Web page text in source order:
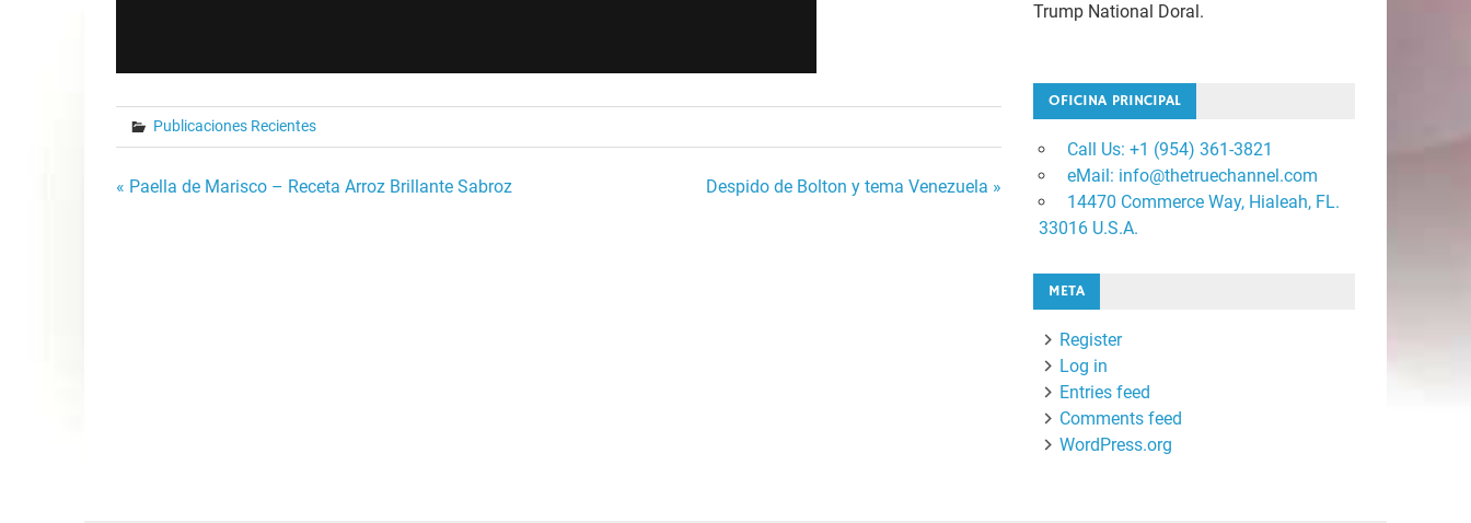
Publicaciones Recientes
Post
« Paella de Marisco – Receta Arroz Brillante Sabroz Despido de Bolton y tema Venezuela »
Trump National Doral.
OFICINA PRINCIPAL
Call Us: +1 ‪(954) 361-3821
eMail: info@thetruechannel.com
14470 Commerce Way, Hialeah, FL.
33016 U.S.A.
META
Register
Log in
Entries feed
Comments feed
WordPress.org